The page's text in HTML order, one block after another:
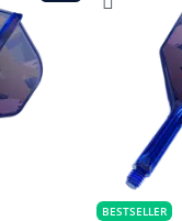
BESTSELLER